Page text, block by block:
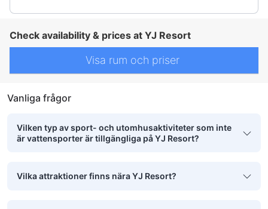
Check availability & prices at YJ Resort
Visa rum och priser
Vanliga frågor
Vilken typ av sport- och utomhusaktiviteter som inte
är vattensporter är tillgängliga på YJ Resort?
Vilka attraktioner finns nära YJ Resort?